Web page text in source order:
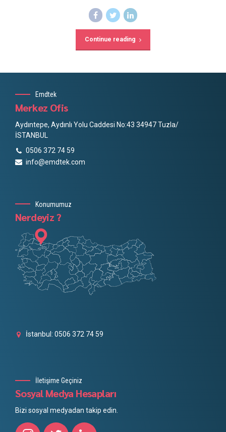
Continue reading
Emdtek
Merkez Ofis
Aydıntepe, Aydınlı Yolu Caddesi No:43 34947 Tuzla/
İSTANBUL
0506 372 74 59
info@emdtek.com
Konumumuz
Nerdeyiz ?
İstanbul: 0506 372 74 59
İletişime Geçiniz
Sosyal Medya Hesapları
Bizi sosyal medyadan takip edin.